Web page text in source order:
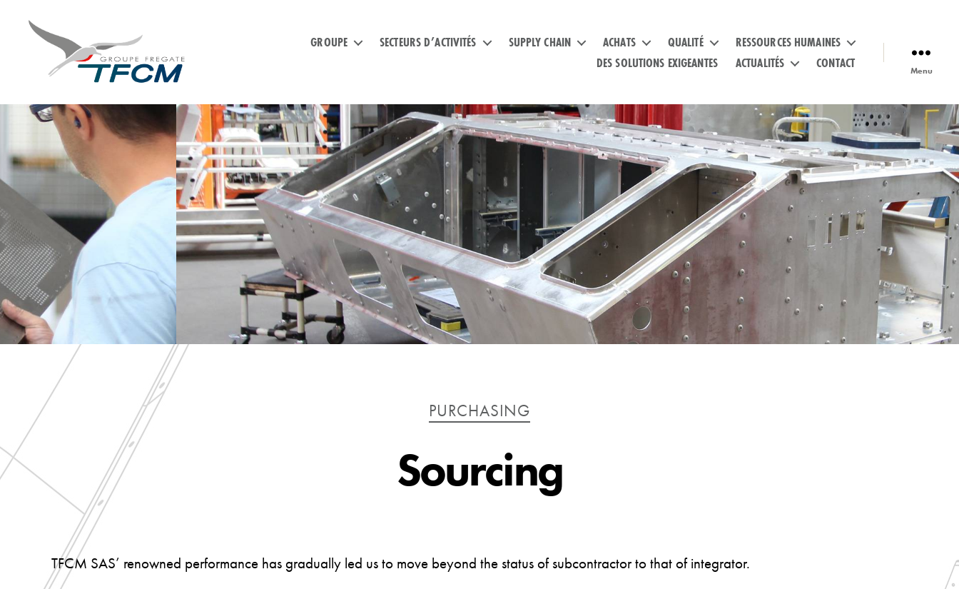
GROUPE SECTEURS D’ACTIVITÉS SUPPLY CHAIN ACHATS QUALITÉ
RESSOURCES HUMAINES
DES SOLUTIONS EXIGEANTES
ACTUALITÉS CONTACT Menu
Catégories
PURCHASING
Sourcing
TFCM SAS’ renowned performance has gradually led us to move beyond the status of subcontractor to that of integrator.